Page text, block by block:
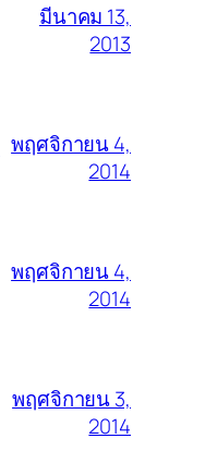
มีนาคม 13,
2013
พฤศจิกายน 4,
2014
พฤศจิกายน 4,
2014
พฤศจิกายน 3,
2014